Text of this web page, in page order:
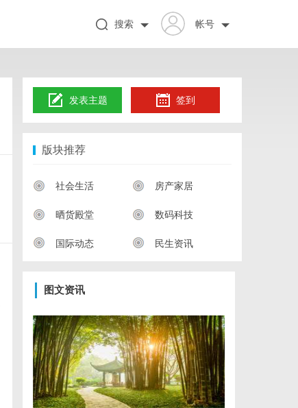
帐号
搜索
发表主题 签到
版块推荐
社会生活 房产家居
晒货殿堂 数码科技
国际动态 民生资讯
图文资讯